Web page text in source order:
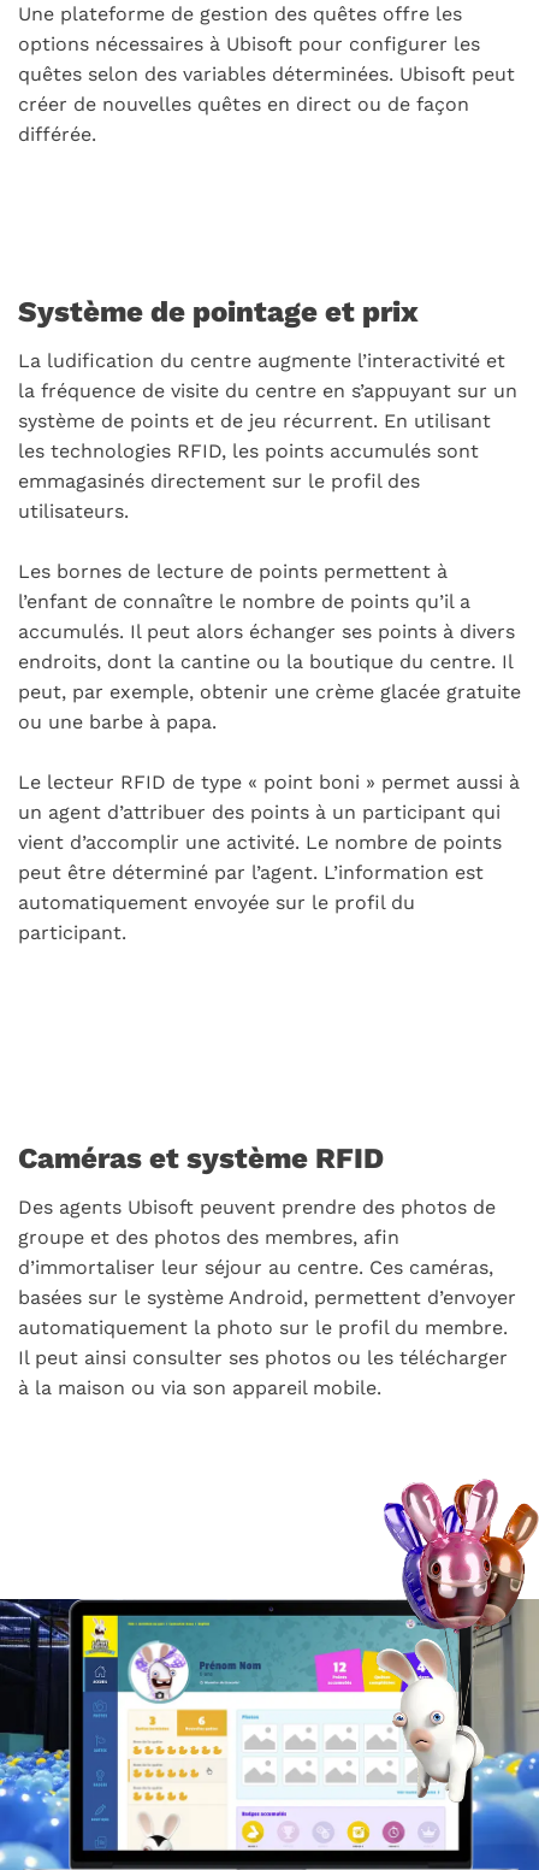
Une plateforme de gestion des quêtes offre les
options nécessaires à Ubisoft pour configurer les
quêtes selon des variables déterminées. Ubisoft peut
créer de nouvelles quêtes en direct ou de façon
différée.
Système de pointage et prix
La ludification du centre augmente l’interactivité et
la fréquence de visite du centre en s’appuyant sur un
système de points et de jeu récurrent. En utilisant
les technologies RFID, les points accumulés sont
emmagasinés directement sur le profil des
utilisateurs.
Les bornes de lecture de points permettent à
l’enfant de connaître le nombre de points qu’il a
accumulés. Il peut alors échanger ses points à divers
endroits, dont la cantine ou la boutique du centre. Il
peut, par exemple, obtenir une crème glacée gratuite
ou une barbe à papa.
Le lecteur RFID de type « point boni » permet aussi à
un agent d’attribuer des points à un participant qui
vient d’accomplir une activité. Le nombre de points
peut être déterminé par l’agent. L’information est
automatiquement envoyée sur le profil du
participant.
Caméras et système RFID
Des agents Ubisoft peuvent prendre des photos de
groupe et des photos des membres, afin
d’immortaliser leur séjour au centre. Ces caméras,
basées sur le système Android, permettent d’envoyer
automatiquement la photo sur le profil du membre.
Il peut ainsi consulter ses photos ou les télécharger
à la maison ou via son appareil mobile.